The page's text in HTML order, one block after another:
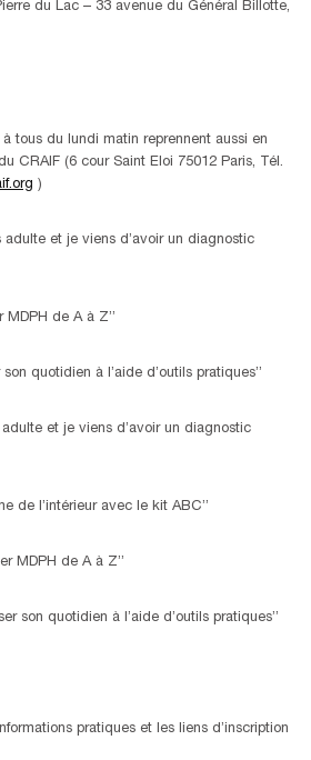
du Lac – 33 avenue du Général Billotte,
tous du lundi matin reprennent aussi en
CRAIF (6 cour Saint Eloi 75012 Paris, Tél.
)
adulte et je viens d’avoir un diagnostic
MDPH de A à Z”
quotidien à l’aide d’outils pratiques”
et je viens d’avoir un diagnostic
de l’intérieur avec le kit ABC”
MDPH de A à Z”
son quotidien à l’aide d’outils pratiques”
pratiques et les liens d’inscription